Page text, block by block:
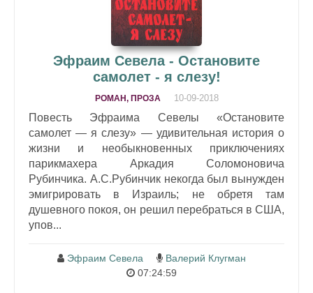
Эфраим Севела - Остановите
самолет - я слезу!
РОМАН, ПРОЗА 10-09-2018
Повесть Эфраима Севелы «Остановите
самолет — я слезу» — удивительная история о
жизни и необыкновенных приключениях
парикмахера Аркадия Соломоновича
Рубинчика. А.С.Рубинчик некогда был вынужден
эмигрировать в Израиль; не обретя там
душевного покоя, он решил перебраться в США,
упов...
Эфраим Севела
Валерий Клугман
07:24:59